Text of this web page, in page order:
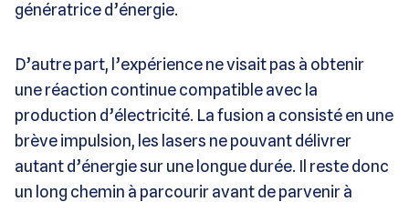
génératrice d’énergie.
D’autre part, l’expérience ne visait pas à obtenir
une réaction continue compatible avec la
production d’électricité. La fusion a consisté en une
brève impulsion, les lasers ne pouvant délivrer
autant d’énergie sur une longue durée. Il reste donc
un long chemin à parcourir avant de parvenir à